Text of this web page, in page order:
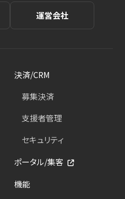
運営会社
決済/CRM
募集決済
支援者管理
セキュリティ
ポータル/集客
機能